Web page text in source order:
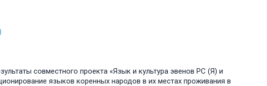
совместного проекта «Язык и культура эвенов РС (Я) и
языков коренных народов в их местах проживания в